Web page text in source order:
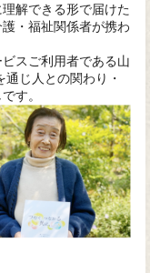
解できる形で届けた
・福祉関係者が携わ
スご利用者である山
じ人との関わり・
す。